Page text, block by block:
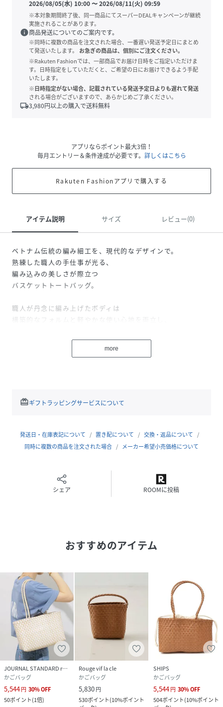
2026/08/05(水) 10:00〜2026/08/11(火) 09:59
※本対象期間終了後、同一商品にてスーパーDEALキャンペーンが継続
実施されることがあります。
info商品発送についてのご案内です。
※同時に複数の商品を注文された場合、一番遅い発送予定日にまとめ
て発送いたします。
お急ぎの商品は、個別にご注文ください。
※Rakuten Fashionでは、一部商品でお届け日時をご指定いただけま
す。日時指定をしていただくと、ご希望の日にお届けできるよう手配
いたします。
※日時指定がない場合、記載されている発送予定日よりも遅れて発送
される場合がございますので、あらかじめご了承ください。
local_shipping3,980円以上の購入で送料無料
アプリならポイント最大3倍！
毎月エントリー＆条件達成が必要です。 詳しくはこちら
Rakuten Fashionアプリで購入する
アイテム説明 サイズ レビュー(0)
ベトナム伝統の編み細工を、現代的なデザインで。
熟練した職人の手仕事が光る、
編み込みの美しさが際立つ
バスケットトートバッグ。
職人が丹念に編み上げたボディは
構築的なフォルムと軽やかな使い心地を両立し、
トレンドの横型シルエットのバッグ。
シンプルなスタイリングに投入するだけで、
■コットン巾着が付属します
【ご購入前に必ずご確認ください：手仕事の風合いと形状に
トに重ねて輸送しております。
お手元に届いた際、少し形が押されているように感じられる
かもしれませんが、どうぞご安心ください。
■お手入れの楽しみ
届きましたら、ぜひご自身の「手」で優しく形を整えてあげ
てください。素材をゆっくりと押し広げるように成形し、少
し時間を置いてなじませることで、バッグ本来の柔らかな表
情が戻ります。
■ハンドメイドの証
網目の大きさや形状にわずかな個体差があるのは、世界に二
more
redeemギフトラッピングサービスについて
発送日・在庫表記について 置き配について
交換・返品について
同時に複数の商品を注文された場合
メーカー希望小売価格について
シェア ROOMに投稿
おすすめのアイテム
JOURNAL STANDARD relume
かごバッグ
5,544円 30%OFF
50ポイント(1倍)
Rouge vif la cle
かごバッグ
5,830円
530ポイント(10%ポイント
SHIPS
かごバッグ
5,544円 30%OFF
504ポイント(10%ポイント